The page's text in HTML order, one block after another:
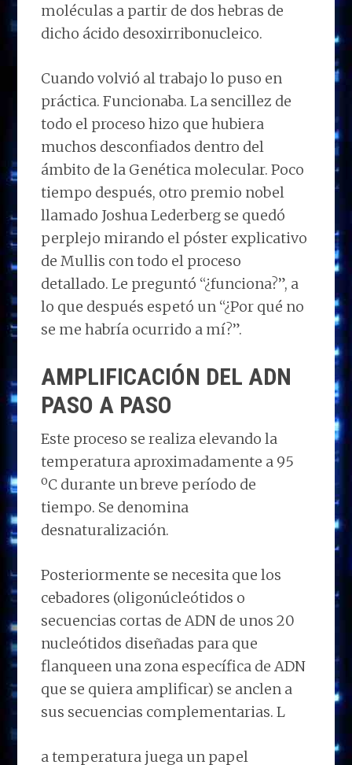
moléculas a partir de dos hebras de
dicho ácido desoxirribonucleico.
Cuando volvió al trabajo lo puso en
práctica. Funcionaba. La sencillez de
todo el proceso hizo que hubiera
muchos desconfiados dentro del
ámbito de la Genética molecular. Poco
tiempo después, otro premio nobel
llamado Joshua Lederberg se quedó
perplejo mirando el póster explicativo
de Mullis con todo el proceso
detallado. Le preguntó “¿funciona?”, a
lo que después espetó un “¿Por qué no
se me habría ocurrido a mí?”.
AMPLIFICACIÓN DEL ADN
PASO A PASO
Este proceso se realiza elevando la
temperatura aproximadamente a 95
ºC durante un breve período de
tiempo. Se denomina
desnaturalización.
Posteriormente se necesita que los
cebadores (oligonúcleótidos o
secuencias cortas de ADN de unos 20
nucleótidos diseñadas para que
flanqueen una zona específica de ADN
que se quiera amplificar) se anclen a
sus secuencias complementarias. L
a temperatura juega un papel